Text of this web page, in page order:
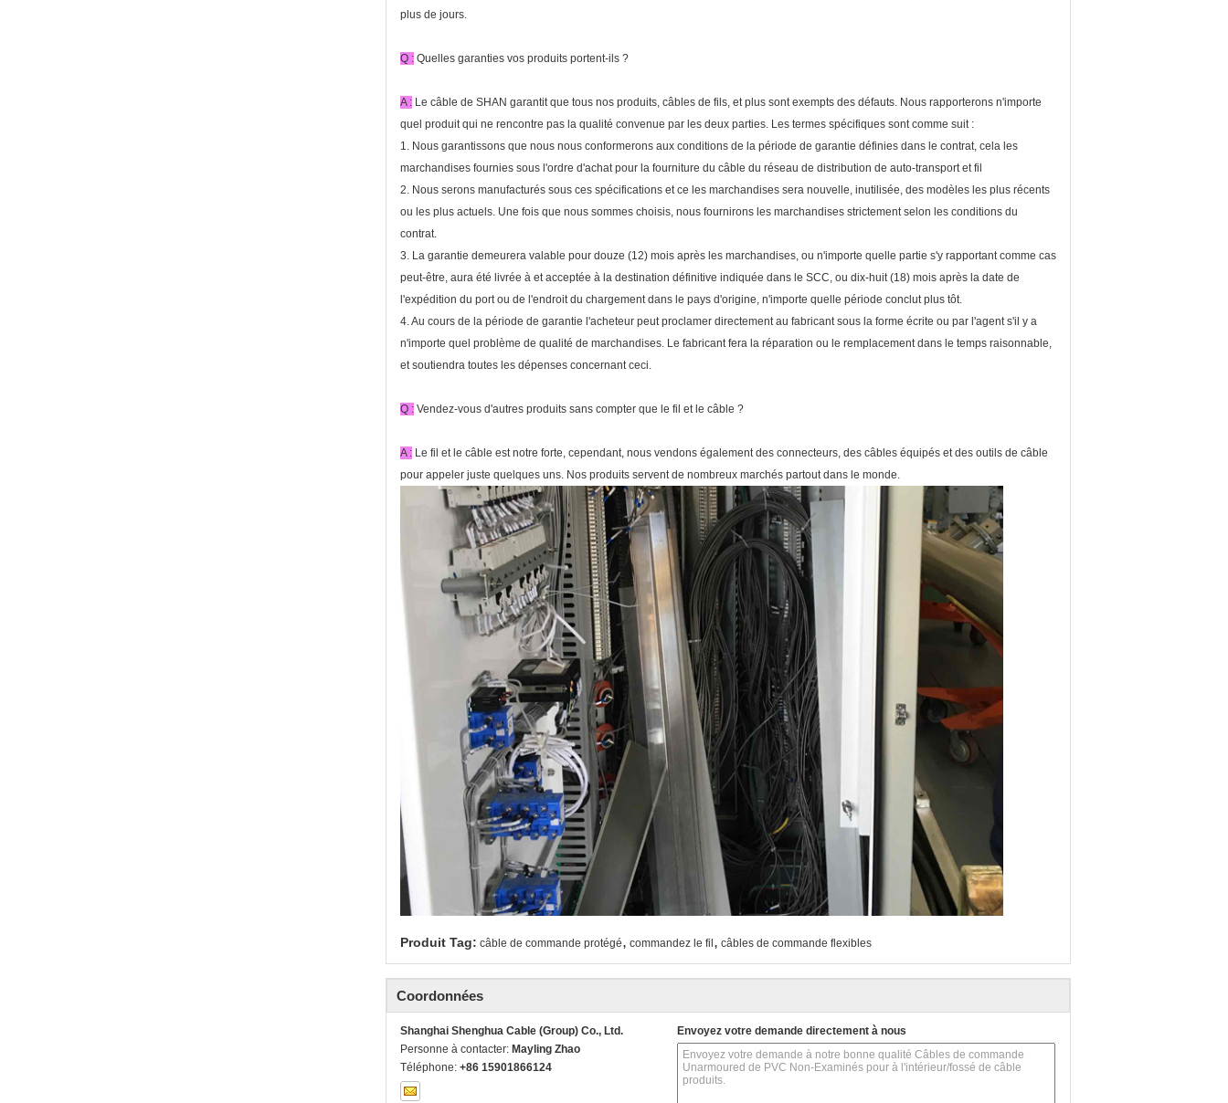
plus de jours.
Q : Quelles garanties vos produits portent-ils ?
A : Le câble de SHAN garantit que tous nos produits, câbles de fils, et plus sont exempts des défauts. Nous rapporterons n'importe
quel produit qui ne rencontre pas la qualité convenue par les deux parties. Les termes spécifiques sont comme suit :
1. Nous garantissons que nous nous conformerons aux conditions de la période de garantie définies dans le contrat, cela les
marchandises fournies sous l'ordre d'achat pour la fourniture du câble du réseau de distribution de auto-transport et fil
2. Nous serons manufacturés sous ces spécifications et ce les marchandises sera nouvelle, inutilisée, des modèles les plus récents
ou les plus actuels. Une fois que nous sommes choisis, nous fournirons les marchandises strictement selon les conditions du
contrat.
3. La garantie demeurera valable pour douze (12) mois après les marchandises, ou n'importe quelle partie s'y rapportant comme cas
peut-être, aura été livrée à et acceptée à la destination définitive indiquée dans le SCC, ou dix-huit (18) mois après la date de
l'expédition du port ou de l'endroit du chargement dans le pays d'origine, n'importe quelle période conclut plus tôt.
4. Au cours de la période de garantie l'acheteur peut proclamer directement au fabricant sous la forme écrite ou par l'agent s'il y a
n'importe quel problème de qualité de marchandises. Le fabricant fera la réparation ou le remplacement dans le temps raisonnable,
et soutiendra toutes les dépenses concernant ceci.
Q : Vendez-vous d'autres produits sans compter que le fil et le câble ?
A : Le fil et le câble est notre forte, cependant, nous vendons également des connecteurs, des câbles équipés et des outils de câble
pour appeler juste quelques uns. Nos produits servent de nombreux marchés partout dans le monde.
Produit Tag: câble de commande protégé, commandez le fil , câbles de commande flexibles
Coordonnées
Shanghai Shenghua Cable (Group) Co., Ltd.
Personne à contacter: Mayling Zhao
Téléphone: +86 15901866124
Envoyez votre demande directement à nous